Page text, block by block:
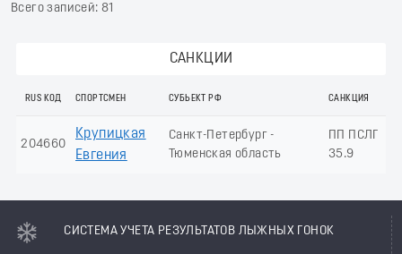
Всего записей: 81
САНКЦИИ
RUS КОД СПОРТСМЕН СУБЬЕКТ РФ САНКЦИЯ
204660
Крупицкая
Евгения
Санкт-Петербург -
Тюменская область
ПП ПСЛГ
35.9
СИСТЕМА УЧЕТА РЕЗУЛЬТАТОВ ЛЫЖНЫХ ГОНОК